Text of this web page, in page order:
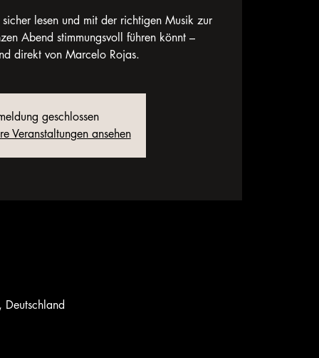
lesen und mit der richtigen Musik zur
Abend stimmungsvoll führen könnt –
direkt von Marcelo Rojas.
geschlossen
Veranstaltungen ansehen